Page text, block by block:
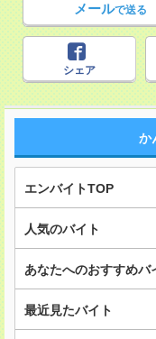
メールで送る
シェア
か
エンバイトTOP
人気のバイト
あなたへのおすすめバ
最近見たバイト